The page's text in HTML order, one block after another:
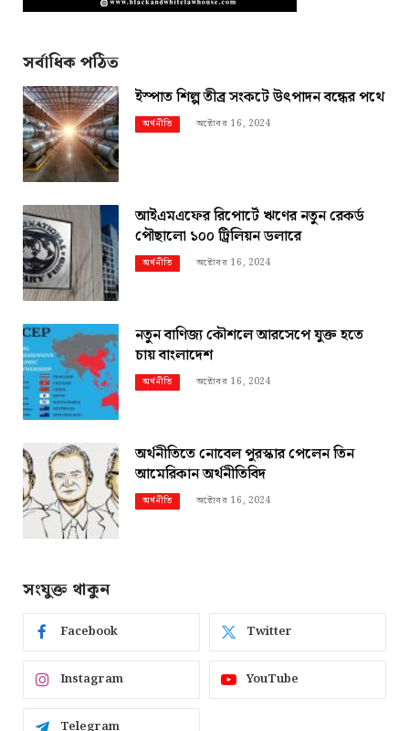
সর্বাধিক পঠিত
ইস্পাত শিল্প তীব্র সংকটে উৎপাদন বন্ধের পথে
অর্থনীতি অক্টোবর 16, 2024
আইএমএফের রিপোর্টে ঋণের নতুন রেকর্ড
পৌছালো ১০০ ট্রিলিয়ন ডলারে
অর্থনীতি অক্টোবর 16, 2024
নতুন বাণিজ্য কৌশলে আরসেপে যুক্ত হতে
চায় বাংলাদেশ
অর্থনীতি অক্টোবর 16, 2024
অর্থনীতিতে নোবেল পুরস্কার পেলেন তিন
আমেরিকান অর্থনীতিবিদ
অর্থনীতি অক্টোবর 16, 2024
সংযুক্ত থাকুন
Facebook Twitter
Instagram YouTube
Telegram